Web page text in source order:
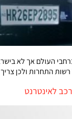
העולם אך לא
התחרות ולכן
לאינטרנט